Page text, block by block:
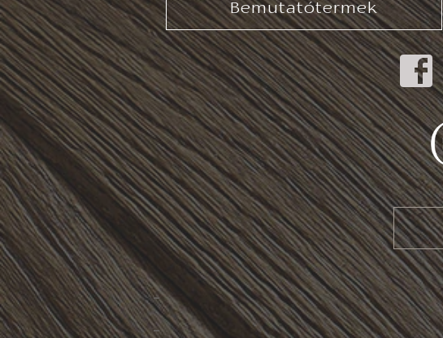
Bemutatótermek